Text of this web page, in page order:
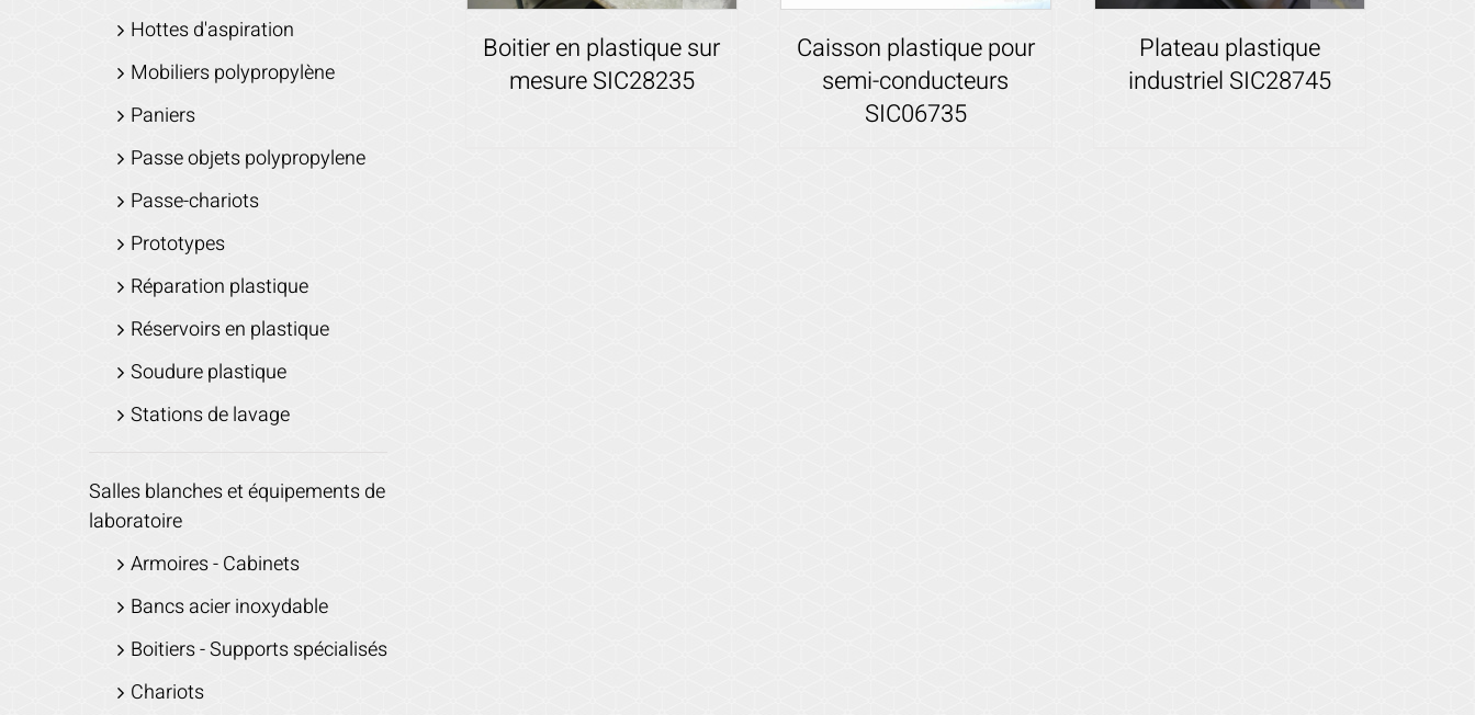
Boitier en plastique sur
mesure SIC28235
Caisson plastique pour
semi-conducteurs
SIC06735
Plateau plastique
industriel SIC28745
Hottes d'aspiration
Mobiliers polypropylène
Paniers
Passe objets polypropylene
Passe-chariots
Prototypes
Réparation plastique
Réservoirs en plastique
Soudure plastique
Stations de lavage
Salles blanches et équipements de
laboratoire
Armoires - Cabinets
Bancs acier inoxydable
Boitiers - Supports spécialisés
Chariots